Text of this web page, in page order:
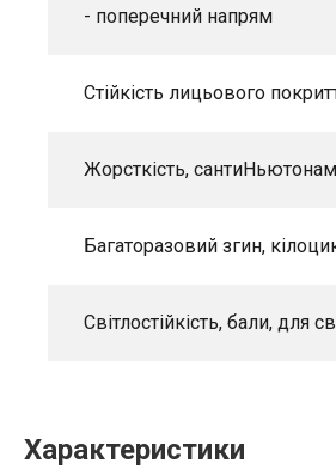
- поперечний напрям
Стійкість лицьового
Жорсткість,
Багаторазовий згин,
Світлостійкість, бали, для
Характеристики